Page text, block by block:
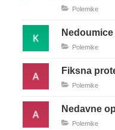
Polemike
Nedoumice
Polemike
Fiksna
Polemike
Nedavne
Polemike